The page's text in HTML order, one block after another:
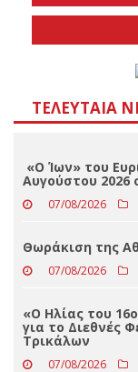
ΤΕΛΕΥΤΑΊΑ
«Ο Ίων» του
Αυγούστου 2026
Θωράκιση της